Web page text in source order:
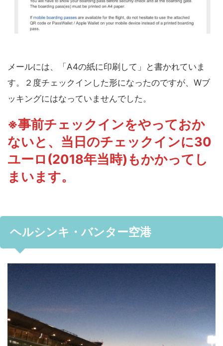
メールには、「A4の紙に印刷して」と書かれていま
す。２度チェックインした形になったのですが、Wブ
ッキングにはなっていませんでした。
※事前チェックインをやっておか
ないと、当日のチェックインに30
ユーロ(2018年当時)もかかってし
まいます。
ヘルシンキ・バンター空港